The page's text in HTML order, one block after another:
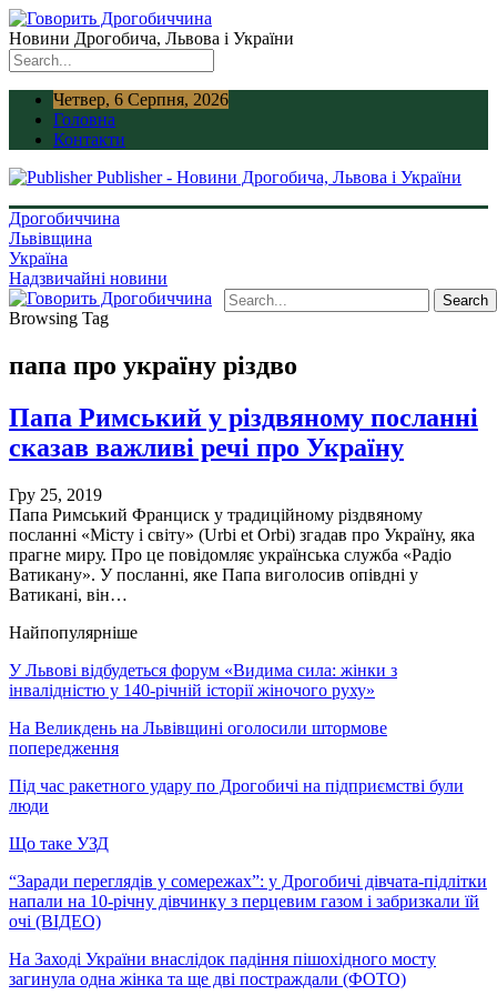
Новини Дрогобича, Львова і України
Четвер, 6 Серпня, 2026
Головна
Контакти
Publisher - Новини Дрогобича, Львова і України
Дрогобиччина
Львівщина
Україна
Надзвичайні новини
Browsing Tag
папа про україну різдво
Папа Римський у різдвяному посланні
сказав важливі речі про Україну
Гру 25, 2019
Папа Римський Франциск у традиційному різдвяному
посланні «Місту і світу» (Urbi et Orbi) згадав про Україну, яка
прагне миру. Про це повідомляє українська служба «Радіо
Ватикану». У посланні, яке Папа виголосив опівдні у
Ватикані, він…
Найпопулярніше
У Львові відбудеться форум «Видима сила: жінки з
інвалідністю у 140-річній історії жіночого руху»
На Великдень на Львівщині оголосили штормове
попередження
Під час ракетного удару по Дрогобичі на підприємстві були
люди
Що таке УЗД
“Заради переглядів у сомережах”: у Дрогобичі дівчата-підлітки
напали на 10-річну дівчинку з перцевим газом і забризкали їй
очі (ВІДЕО)
На Заході України внаслідок падіння пішохідного мосту
загинула одна жінка та ще дві постраждали (ФОТО)